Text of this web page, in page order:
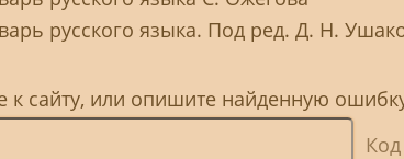
русского языка. Под ред. Д. Н.
сайту, или опишите найденную